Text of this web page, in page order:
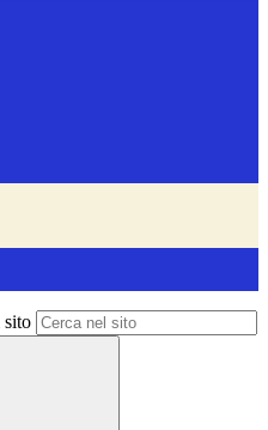
sito